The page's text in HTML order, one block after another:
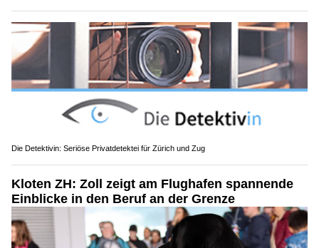
Die Detektivin: Seriöse Privatdetektei für Zürich und Zug
Kloten ZH: Zoll zeigt am Flughafen spannende
Einblicke in den Beruf an der Grenze